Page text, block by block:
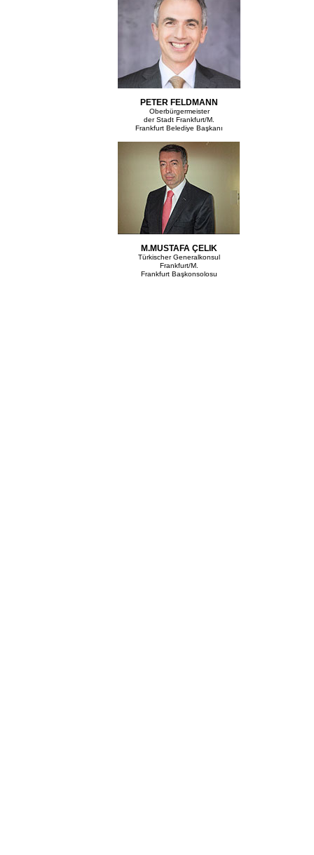
PETER FELDMANN
Oberbürgermeister
der Stadt Frankfurt/M.
Frankfurt Belediye Başkanı
M.MUSTAFA ÇELIK
Türkischer Generalkonsul
Frankfurt/M.
Frankfurt Başkonsolosu